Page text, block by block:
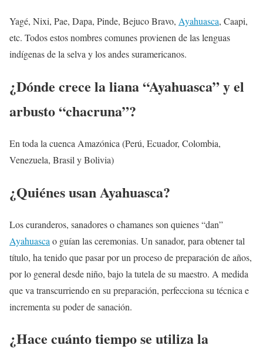
Yagé, Nixi, Pae, Dapa, Pinde, Bejuco Bravo, Ayahuasca, Caapi,
etc. Todos estos nombres comunes provienen de las lenguas
indígenas de la selva y los andes suramericanos.
¿Dónde crece la liana “Ayahuasca” y el
arbusto “chacruna”?
En toda la cuenca Amazónica (Perú, Ecuador, Colombia,
Venezuela, Brasil y Bolivia)
¿Quiénes usan Ayahuasca?
Los curanderos, sanadores o chamanes son quienes “dan”
Ayahuasca o guían las ceremonias. Un sanador, para obtener tal
título, ha tenido que pasar por un proceso de preparación de años,
por lo general desde niño, bajo la tutela de su maestro. A medida
que va transcurriendo en su preparación, perfecciona su técnica e
incrementa su poder de sanación.
¿Hace cuánto tiempo se utiliza la